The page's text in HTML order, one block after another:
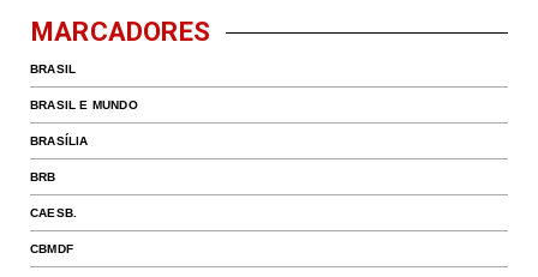
MARCADORES
BRASIL
BRASIL E MUNDO
BRASÍLIA
BRB
CAESB.
CBMDF